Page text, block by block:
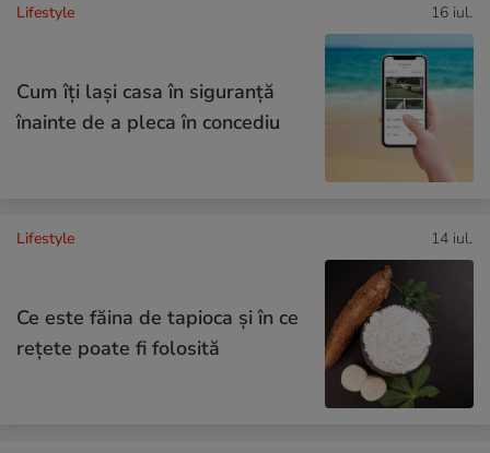
Lifestyle 16 iul.
Cum îţi laşi casa în siguranţă
înainte de a pleca în concediu
Lifestyle 14 iul.
Ce este făina de tapioca și în ce
rețete poate fi folosită